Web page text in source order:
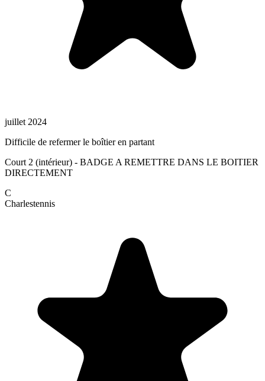
juillet 2024
Difficile de refermer le boîtier en partant
Court 2 (intérieur) - BADGE A REMETTRE DANS LE BOITIER
DIRECTEMENT
C
Charlestennis